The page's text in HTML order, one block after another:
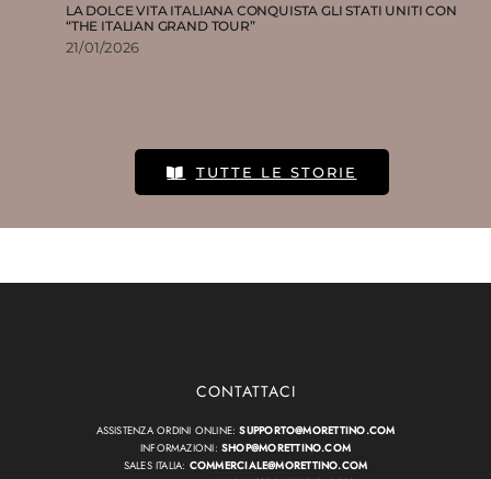
LA DOLCE VITA ITALIANA CONQUISTA GLI STATI UNITI CON
“THE ITALIAN GRAND TOUR”
21/01/2026
TUTTE LE STORIE
CONTATTACI
ASSISTENZA ORDINI ONLINE:SUPPORTO@MORETTINO.COM
INFORMAZIONI:SHOP@MORETTINO.COM
SALES ITALIA: COMMERCIALE@MORETTINO.COM